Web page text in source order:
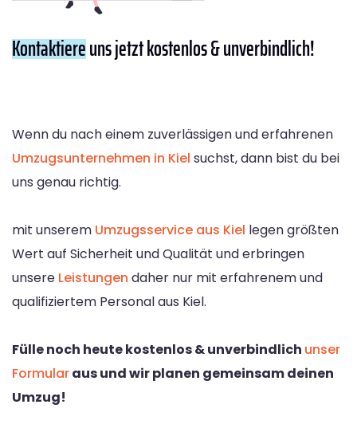
Kontaktiereuns jetzt kostenlos & unverbindlich!
Wenn du nach einem zuverlässigen und erfahrenen
Umzugsunternehmen in Kiel suchst, dann bist du bei
uns genau richtig.
mit unserem Umzugsservice aus Kiel legen größten
Wert auf Sicherheit und Qualität und erbringen
unsere Leistungen daher nur mit erfahrenem und
qualifiziertem Personal aus Kiel.
Fülle noch heute kostenlos & unverbindlich unser
Formularaus und wir planen gemeinsam deinen
Umzug!